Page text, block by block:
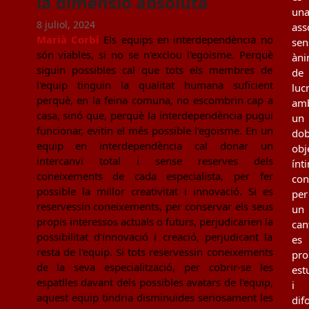
8 juliol, 2024
Marià CorbíEls equips en interdependència no
són viables, si no se n'exclou l'egoisme. Perquè
siguin possibles cal que tots els membres de
l'equip tinguin la qualitat humana suficient
perquè, en la feina comuna, no escombrin cap a
casa, sinó que, perquè la interdependència pugui
funcionar, evitin el més possible l'egoisme. En un
equip en interdependència cal donar un
intercanvi total i sense reserves dels
coneixements de cada especialista, per fer
possible la millor creativitat i innovació. Si es
reservessin coneixements, per conservar els seus
propis interessos actuals o futurs, perjudicarien la
possibilitat d'innovació i creació, perjudicant la
resta de l'equip. Si tots reservessin coneixements
de la seva especialització, per cobrir-se les
espatlles davant dels possibles avatars de l'equip,
aquest equip tindria disminuïdes seriosament les
una
de
un
per
un
es
i